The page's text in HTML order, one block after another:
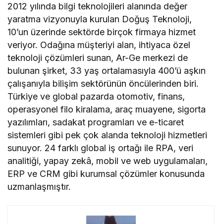
2012 yılında bilgi teknolojileri alanında değer
yaratma vizyonuyla kurulan Doğuş Teknoloji,
10’un üzerinde sektörde birçok firmaya hizmet
veriyor. Odağına müşteriyi alan, ihtiyaca özel
teknoloji çözümleri sunan, Ar-Ge merkezi de
bulunan şirket, 33 yaş ortalamasıyla 400’ü aşkın
çalışanıyla bilişim sektörünün öncülerinden biri.
Türkiye ve global pazarda otomotiv, finans,
operasyonel filo kiralama, araç muayene, sigorta
yazılımları, sadakat programları ve e-ticaret
sistemleri gibi pek çok alanda teknoloji hizmetleri
sunuyor. 24 farklı global iş ortağı ile RPA, veri
analitiği, yapay zekâ, mobil ve web uygulamaları,
ERP ve CRM gibi kurumsal çözümler konusunda
uzmanlaşmıştır.